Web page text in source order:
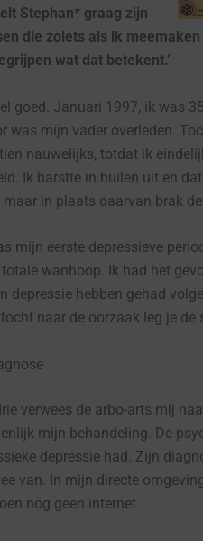
Stephan* graag zijn
die zoiets als ik
wat dat betekent.’
goed. Januari 1997, ik was
was mijn vader overleden.
nauwelijks, totdat ik
Ik barstte in huilen uit en
in plaats daarvan brak de
mijn eerste depressieve
wanhoop. Ik had het
depressie hebben gehad
naar de oorzaak leg je de
verwees de arbo-arts mij
mijn behandeling. De
depressie had. Zijn
van. In mijn directe
nog geen internet.